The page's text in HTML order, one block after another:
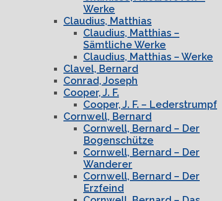
Werke
Claudius, Matthias
Claudius, Matthias –
Sämtliche Werke
Claudius, Matthias – Werke
Clavel, Bernard
Conrad, Joseph
Cooper, J. F.
Cooper, J. F. – Lederstrumpf
Cornwell, Bernard
Cornwell, Bernard – Der
Bogenschütze
Cornwell, Bernard – Der
Wanderer
Cornwell, Bernard – Der
Erzfeind